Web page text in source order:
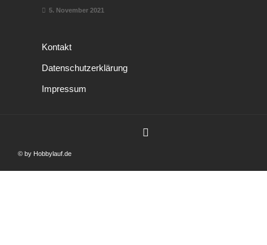
5. November 2021
Kontakt
Datenschutzerklärung
Impressum
© by Hobbylauf.de